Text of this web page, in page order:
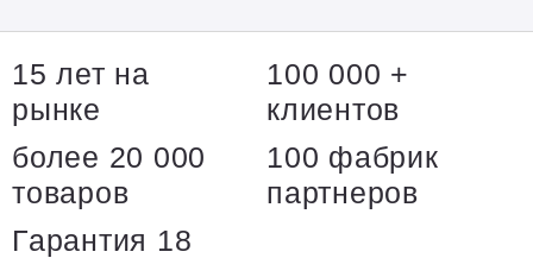
15 лет на
рынке
100 000 +
клиентов
более 20 000
товаров
100 фабрик
партнеров
Гарантия 18